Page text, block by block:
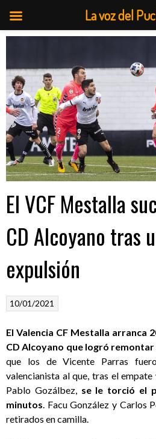
Saltar
contenido
El VCF Mestalla
CD Alcoyano tras
expulsión
10/01/2021
El Valencia CF Mestalla arranca
CD Alcoyano que logró remontar
que los de Vicente Parras
valencianista al que, tras el
Pablo Gozálbez, se le torció el
minutos. Facu González y Carlos
retirados en camilla.
La voz del